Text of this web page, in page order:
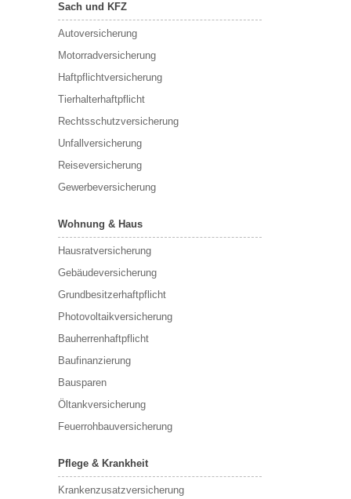
Sach und KFZ
Autoversicherung
Motorradversicherung
Haftpflichtversicherung
Tierhalterhaftpflicht
Rechtsschutzversicherung
Unfallversicherung
Reiseversicherung
Gewerbeversicherung
Wohnung & Haus
Hausratversicherung
Gebäudeversicherung
Grundbesitzerhaftpflicht
Photovoltaikversicherung
Bauherrenhaftpflicht
Baufinanzierung
Bausparen
Öltankversicherung
Feuerrohbauversicherung
Pflege & Krankheit
Krankenzusatzversicherung